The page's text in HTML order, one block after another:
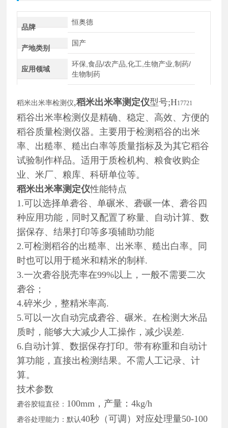
品牌
恒奥德
产地类别
国产
应用领域
环保,食品/农产品,化工,生物产业,制药/
生物制药
稻米出米率检测仪,稻米出米率测定仪型号;H17721
稻谷出米率检测仪是精确、稳定、高效、方便的
稻谷质量检测仪器。主要用于检测稻谷的出米
率、出糙率、糙出白率等质量指标及为其它稻谷
试验制作样品。适用于质检机构、粮食收购企
业、米厂、粮库、科研单位等。
稻米出米率测定仪性能特点
1.可以选择单砻谷、单碾米、砻碾一体、砻谷四
种应用功能，同时又配置了称量、自动计算、数
据保存、结果打印等多项辅助功能
2.可检测稻谷的出糙率、出米率、糙出白率。同
时也可以用于糙米和精米的制样.
3.一次砻谷脱壳率在99%以上，一般不需要二次
砻谷；
4.碎米少，整精米率高.
5.可以一次自动完成砻谷、碾米。在检测大米品
质时，能够大大减少人工操作，减少误差.
6.自动计算、数据保存打印。带有称重和自动计
算功能，直接出检测结果。不需人工记录、计
算。
技术参数
砻谷胶辊直径： 100mm，产量：4kg/h
砻谷处理能力：默认40秒（可调）对应处理量50-100